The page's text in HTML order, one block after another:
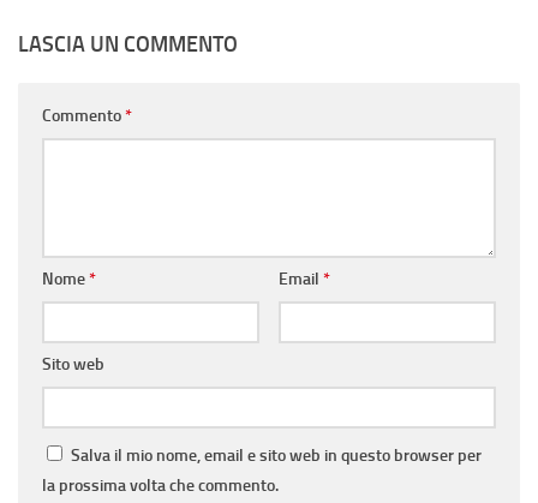
LASCIA UN COMMENTO
Commento*
Nome* Email *
Sito web
Salva il mio nome, email e sito web in questo browser per
la prossima volta che commento.